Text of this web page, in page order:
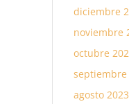
diciembre
noviembre
octubre
septiembre
agosto 2023